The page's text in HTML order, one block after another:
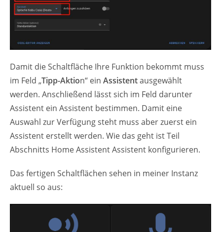
Damit die Schaltfläche Ihre Funktion bekommt muss
im Feld „Tipp-Aktion“ ein Assistentausgewählt
werden. Anschließend lässt sich im Feld darunter
Assistent ein Assistent bestimmen. Damit eine
Auswahl zur Verfügung steht muss aber zuerst ein
Assistent erstellt werden. Wie das geht ist Teil
Abschnitts Home Assistent Assistent konfigurieren.
Das fertigen Schaltflächen sehen in meiner Instanz
aktuell so aus: